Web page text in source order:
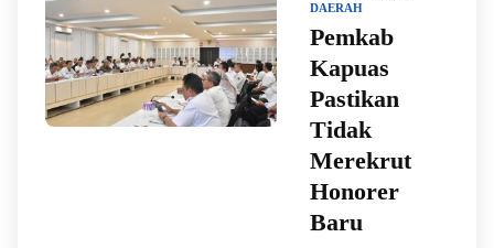
DAERAH
Pemkab
Kapuas
Pastikan
Tidak
Merekrut
Honorer
Baru